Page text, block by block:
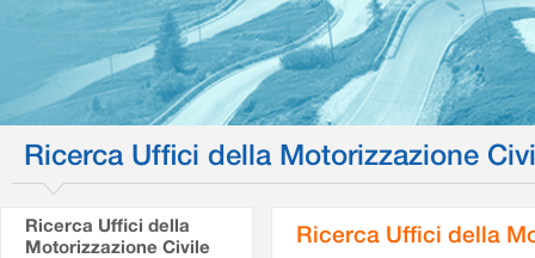
Ricerca Uffici della Motorizzazione
Ricerca Uffici della
Motorizzazione Civile
Ricerca Uffici della